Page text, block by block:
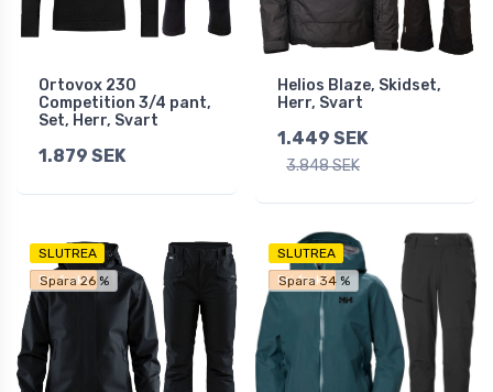
Ortovox 230
Competition 3/4 pant,
Set, Herr, Svart
1.879 SEK
Helios Blaze, Skidset,
Herr, Svart
1.449 SEK
3.848 SEK
SLUTREA
Fri frakt
Spara 26 %
SLUTREA
Fri frakt
Spara 34 %